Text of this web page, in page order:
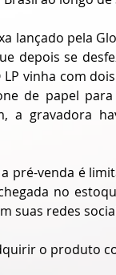
lançado pela
depois se
vinha com
de papel
a gravadora
pré-venda é
no
suas redes
o produto